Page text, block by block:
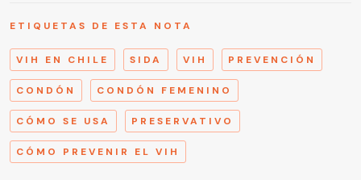
ETIQUETAS DE ESTA NOTA
VIH EN CHILE SIDA VIH PREVENCIÓN
CONDÓN CONDÓN FEMENINO
CÓMO SE USA PRESERVATIVO
CÓMO PREVENIR EL VIH